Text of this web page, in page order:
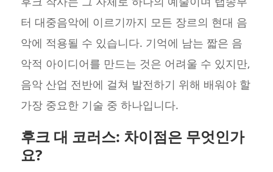
터 대중음악에 이르기까지 모든 장르의 현대 음
악에 적용될 수 있습니다. 기억에 남는 짧은 음
악적 아이디어를 만드는 것은 어려울 수 있지만,
음악 산업 전반에 걸쳐 발전하기 위해 배워야 할
가장 중요한 기술 중 하나입니다.
후크 대 코러스: 차이점은 무엇인가
요?